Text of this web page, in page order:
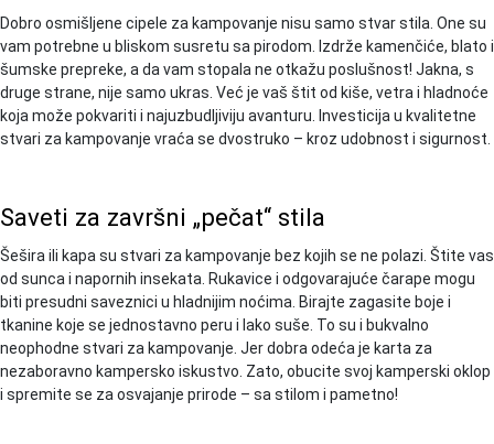
Dobro osmišljene cipele za kampovanje nisu samo stvar stila. One su
vam potrebne u bliskom susretu sa pirodom. Izdrže kamenčiće, blato i
šumske prepreke, a da vam stopala ne otkažu poslušnost! Jakna, s
druge strane, nije samo ukras. Već je vaš štit od kiše, vetra i hladnoće
koja može pokvariti i najuzbudljiviju avanturu. Investicija u kvalitetne
stvari za kampovanje vraća se dvostruko – kroz udobnost i sigurnost.
Saveti za završni „pečat“ stila
Šešira ili kapa su stvari za kampovanje bez kojih se ne polazi. Štite vas
od sunca i napornih insekata. Rukavice i odgovarajuće čarape mogu
biti presudni saveznici u hladnijim noćima. Birajte zagasite boje i
tkanine koje se jednostavno peru i lako suše. To su i bukvalno
neophodne stvari za kampovanje. Jer dobra odeća je karta za
nezaboravno kampersko iskustvo. Zato, obucite svoj kamperski oklop
i spremite se za osvajanje prirode – sa stilom i pametno!